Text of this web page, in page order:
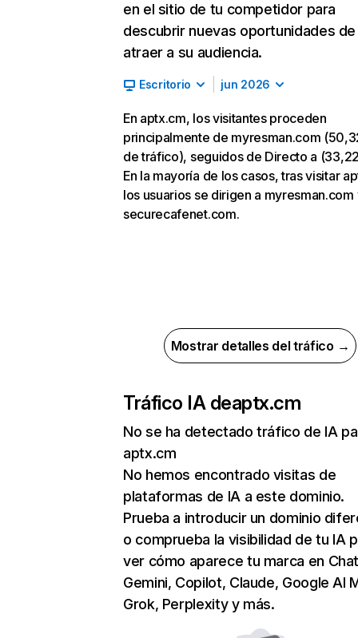
en el sitio de tu competidor para
descubrir nuevas oportunidades de
atraer a su audiencia.
Escritorio jun 2026
En aptx.cm, los visitantes proceden
principalmente de myresman.com
de tráfico), seguidos de Directo a
En la mayoría de los casos, tras visitar
los usuarios se dirigen a myresman.com
securecafenet.com.
Mostrar detalles del tráfico →
Tráfico IA deaptx.cm
No se ha detectado tráfico de IA
aptx.cm
No hemos encontrado visitas de
plataformas de IA a este dominio.
Prueba a introducir un dominio
o comprueba la visibilidad de tu IA
ver cómo aparece tu marca en
Gemini, Copilot, Claude, Google AI
Grok, Perplexity y más.